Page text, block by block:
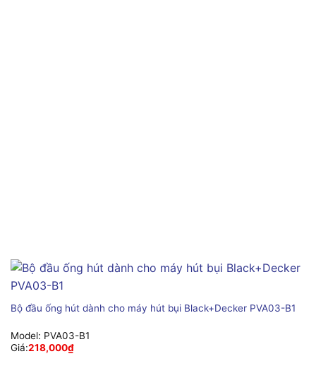
Bộ đầu ống hút dành cho máy hút bụi Black+Decker PVA03-B1
Model: PVA03-B1
Giá:218,000₫